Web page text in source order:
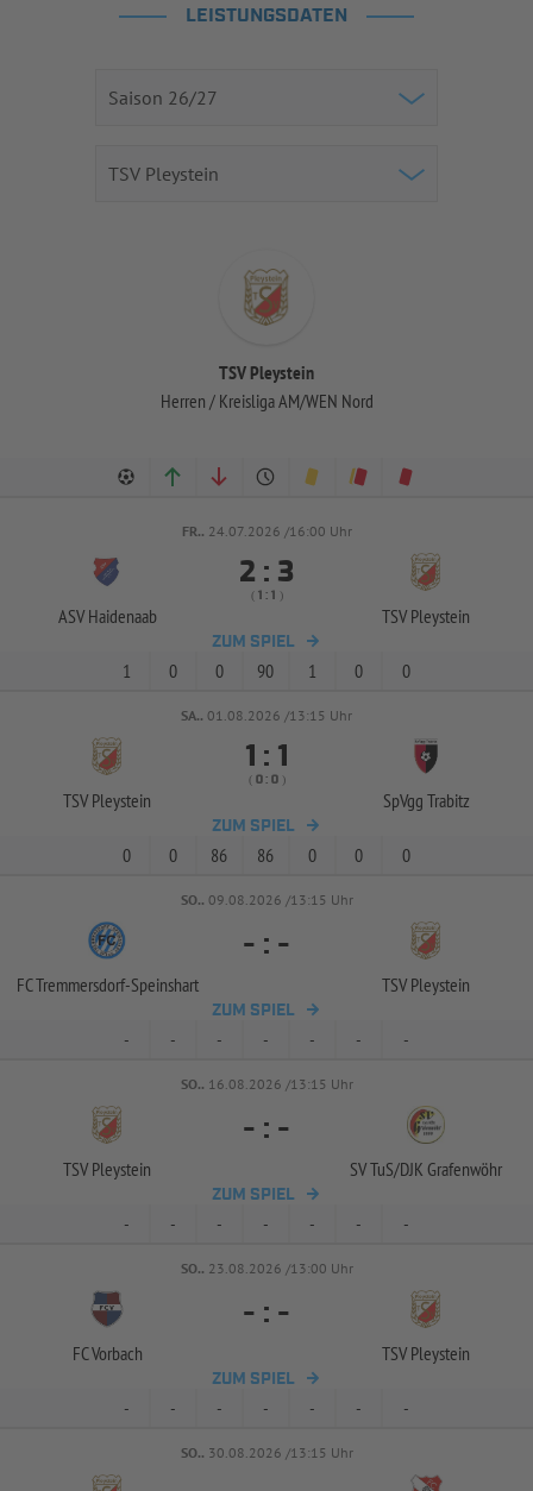
LEISTUNGSDATEN
TSV Pleystein
Herren / Kreisliga AM/WEN Nord
FR.. 24.07.2026 /16:00 Uhr
ASV Haidenaab
 : 
(  :  )
TSV Pleystein
ZUM SPIEL
1 0 0 90 1 0 0
SA.. 01.08.2026 /13:15 Uhr
TSV Pleystein
 : 
( :  )
SpVgg Trabitz
ZUM SPIEL
0 0 86 86 0 0 0
SO.. 09.08.2026 /13:15 Uhr
FC Tremmersdorf-Speinshart
- : -
TSV Pleystein
ZUM SPIEL
- - - - - - -
SO.. 16.08.2026 /13:15 Uhr
TSV Pleystein
- : -
SV TuS/DJK Grafenwöhr
ZUM SPIEL
- - - - - - -
SO.. 23.08.2026 /13:00 Uhr
FC Vorbach
- : -
TSV Pleystein
ZUM SPIEL
- - - - - - -
SO.. 30.08.2026 /13:15 Uhr